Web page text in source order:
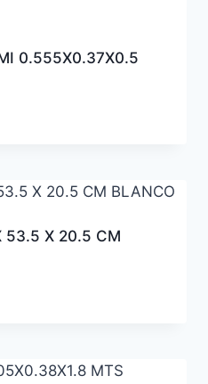
0.555X0.37X0.5
53.5 X 20.5 CM